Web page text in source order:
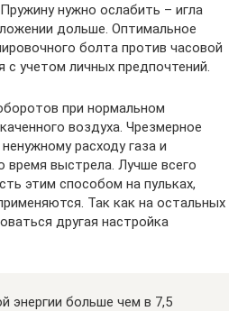
нужно ослабить – игла
дольше. Оптимальное
болта против часовой
с учетом личных предпочтений.
при нормальном
воздуха. Чрезмерное
расходу газа и
время выстрела. Лучше всего
этим способом на пульках,
Так как на остальных
другая настройка
энергии больше чем в 7,5